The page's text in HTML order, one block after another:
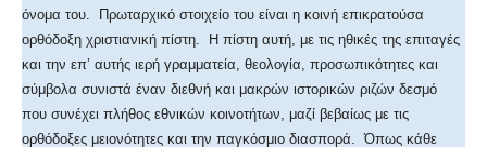
όνομα του. Πρωταρχικό στοιχείο του είναι η κοινή επικρατούσα
ορθόδοξη χριστιανική πίστη. Η πίστη αυτή, με τις ηθικές της επιταγές
και την επ’ αυτής ιερή γραμματεία, θεολογία, προσωπικότητες και
σύμβολα συνιστά έναν διεθνή και μακρών ιστορικών ριζών δεσμό
που συνέχει πλήθος εθνικών κοινοτήτων, μαζί βεβαίως με τις
ορθόδοξες μειονότητες και την παγκόσμιο διασπορά. Όπως κάθε